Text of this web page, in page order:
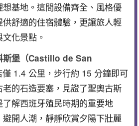
基地。這間設備齊全、風格優
舒適的住宿體驗，更讓旅人輕
化景點。
斯堡（Castillo de San
1.4 公里，步行約 15 分鐘即可
的石造要塞，見證了聖奧古斯
解西班牙殖民時期的重要地
開人潮，靜靜欣賞夕陽下壯麗